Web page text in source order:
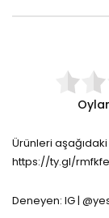
Ürünleri
https://ty.gl/
Deneyen: IG |